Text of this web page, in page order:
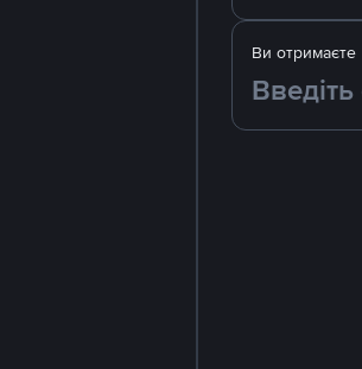
Ви отримаєте